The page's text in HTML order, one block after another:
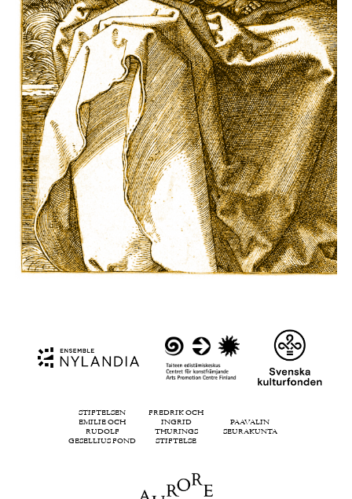
STIFTELSEN
EMILIE OCH
RUDOLF
GESELLIUS FOND
FREDRIK OCH
INGRID
THURINGS
STIFTELSE
PAAVALIN
SEURAKUNTA